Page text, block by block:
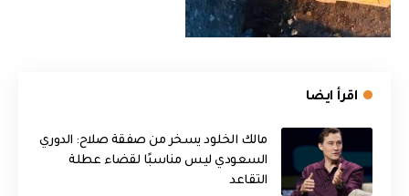
اقرأ ايضا
مالك الخلود يسخر من صفقة صلاح: الدوري
السعودي ليس مناسبًا لقضاء عطلة
التقاعد